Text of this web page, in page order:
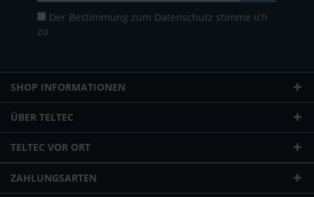
Der Bestimmung zum Datenschutz stimme ich
zu
SHOP INFORMATIONEN
ÜBER TELTEC
TELTEC VOR ORT
ZAHLUNGSARTEN